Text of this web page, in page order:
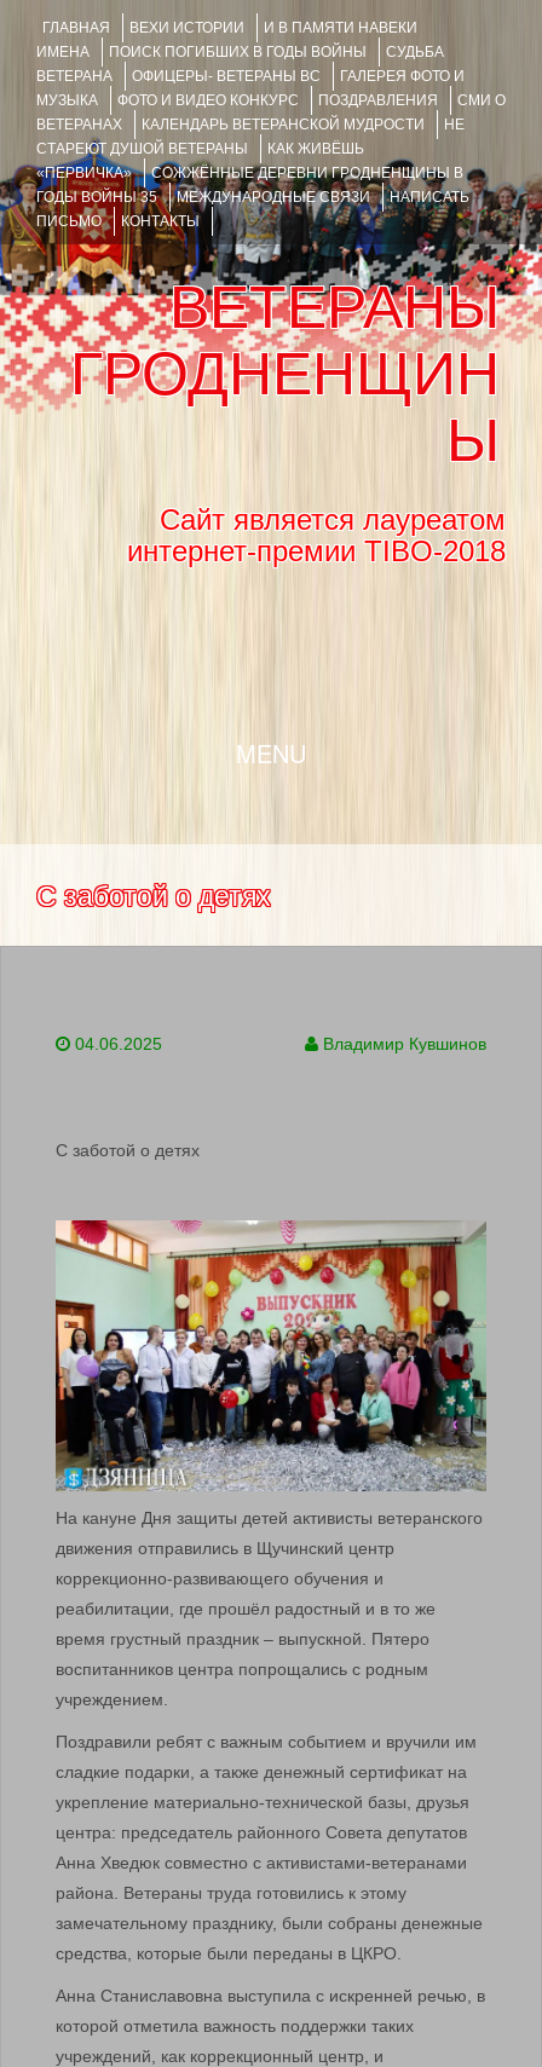
ГЛАВНАЯ ВЕХИ ИСТОРИИ
И В ПАМЯТИ НАВЕКИ
ИМЕНА
ПОИСК ПОГИБШИХ В ГОДЫ ВОЙНЫ
СУДЬБА
ВЕТЕРАНА
ОФИЦЕРЫ- ВЕТЕРАНЫ ВС
ГАЛЕРЕЯ ФОТО И
МУЗЫКА
ФОТО И ВИДЕО КОНКУРС ПОЗДРАВЛЕНИЯ
СМИ О
ВЕТЕРАНАХ
КАЛЕНДАРЬ ВЕТЕРАНСКОЙ МУДРОСТИ
НЕ
СТАРЕЮТ ДУШОЙ ВЕТЕРАНЫ
КАК ЖИВЁШЬ
«ПЕРВИЧКА»
СОЖЖЁННЫЕ ДЕРЕВНИ ГРОДНЕНЩИНЫ В
ГОДЫ ВОЙНЫ 35
МЕЖДУНАРОДНЫЕ СВЯЗИ
НАПИСАТЬ
ПИСЬМО
КОНТАКТЫ
ВЕТЕРАНЫ
ГРОДНЕНЩИН
Ы
Сайт является лауреатом
интернет-премии TIBO-2018
MENU
С заботой о детях
04.06.2025 Владимир Кувшинов
С заботой о детях
На кануне Дня защиты детей активисты ветеранского
движения отправились в Щучинский центр
коррекционно-развивающего обучения и
реабилитации, где прошёл радостный и в то же
время грустный праздник – выпускной. Пятеро
воспитанников центра попрощались с родным
учреждением.
Поздравили ребят с важным событием и вручили им
сладкие подарки, а также денежный сертификат на
укрепление материально-технической базы, друзья
центра: председатель районного Совета депутатов
Анна Хведюк совместно с активистами-ветеранами
района. Ветераны труда готовились к этому
замечательному празднику, были собраны денежные
средства, которые были переданы в ЦКРО.
Анна Станиславовна выступила с искренней речью, в
которой отметила важность поддержки таких
учреждений, как коррекционный центр, и